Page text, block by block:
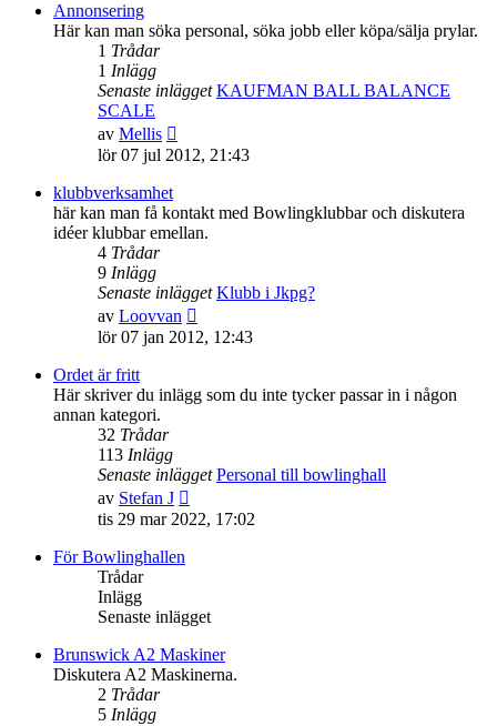
inlägget
Annonsering
Här kan man söka personal, söka jobb eller köpa/sälja prylar.
1 Trådar
1 Inlägg
Senaste inlägget KAUFMAN BALL BALANCE
SCALE
av Mellis
till
inlägget
lör 07 jul 2012, 21:43
klubbverksamhet
här kan man få kontakt med Bowlingklubbar och diskutera
idéer klubbar emellan.
4 Trådar
9 Inlägg
Senaste inlägget Klubb i Jkpg?
av Loovvan
till
inlägget
lör 07 jan 2012, 12:43
Ordet är fritt
Här skriver du inlägg som du inte tycker passar in i någon
annan kategori.
32 Trådar
113 Inlägg
Senaste inlägget Personal till bowlinghall
av Stefan J
till
tis 29 mar 2022, 17:02
För Bowlinghallen
Trådar
Inlägg
Senaste inlägget
Brunswick A2 Maskiner
Diskutera A2 Maskinerna.
2 Trådar
5 Inlägg